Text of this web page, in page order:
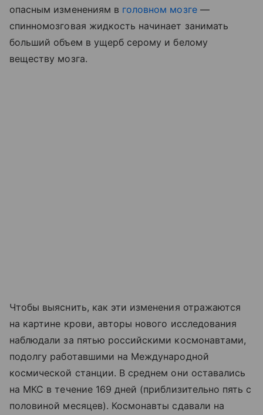
опасным изменениям в головном мозге—
спинномозговая жидкость начинает занимать
больший объем в ущерб серому и белому
веществу мозга.
Чтобы выяснить, как эти изменения отражаются
на картине крови, авторы нового исследования
наблюдали за пятью российскими космонавтами,
подолгу работавшими на Международной
космической станции. В среднем они оставались
на МКС в течение 169 дней (приблизительно пять с
половиной месяцев). Космонавты сдавали на